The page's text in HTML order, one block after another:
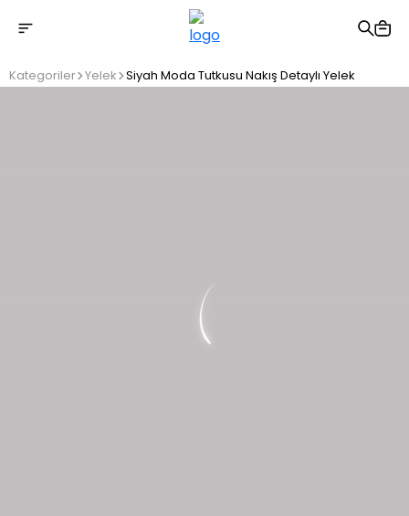
2500 TL üzeri ücretsiz kargo
Kategoriler Yelek Siyah Moda Tutkusu Nakış Detaylı Yelek